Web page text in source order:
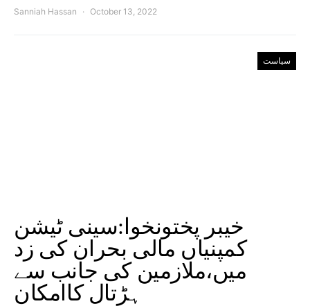
Sanniah Hassan October 13, 2022
سیاست
خیبر پختونخوا:سینی ٹیشن
کمپنیاں مالی بحران کی زد
میں،ملازمین کی جانب سے
ہڑتال کاامکان